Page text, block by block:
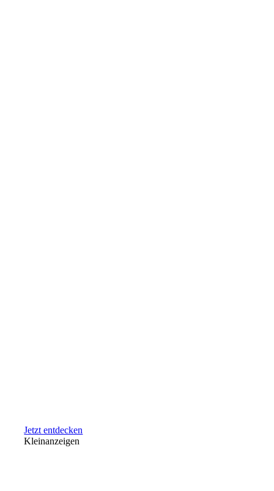
Jetzt entdecken
Kleinanzeigen